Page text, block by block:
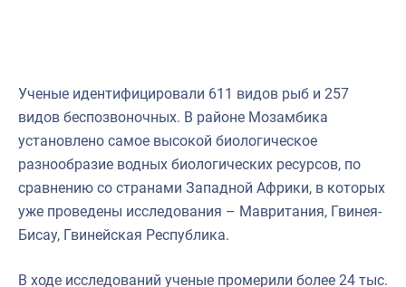
Ученые идентифицировали 611 видов рыб и 257
видов беспозвоночных. В районе Мозамбика
установлено самое высокой биологическое
разнообразие водных биологических ресурсов, по
сравнению со странами Западной Африки, в которых
уже проведены исследования – Мавритания, Гвинея-
Бисау, Гвинейская Республика.
В ходе исследований ученые промерили более 24 тыс.